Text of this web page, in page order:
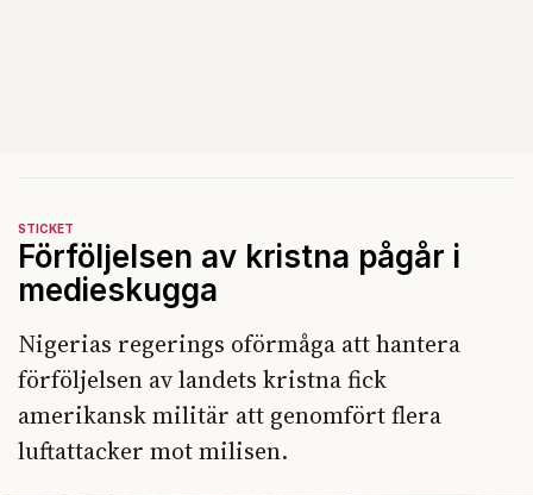
STICKET
Förföljelsen av kristna pågår i
medieskugga
Nigerias regerings oförmåga att hantera
förföljelsen av landets kristna fick
amerikansk militär att genomfört flera
luftattacker mot milisen.